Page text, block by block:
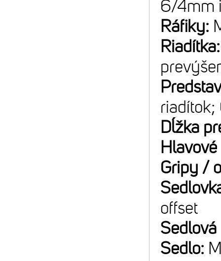
6/4mm
Ráfiky:
riadítok;
Dĺžka
Gripy /
offset
Sedlo: